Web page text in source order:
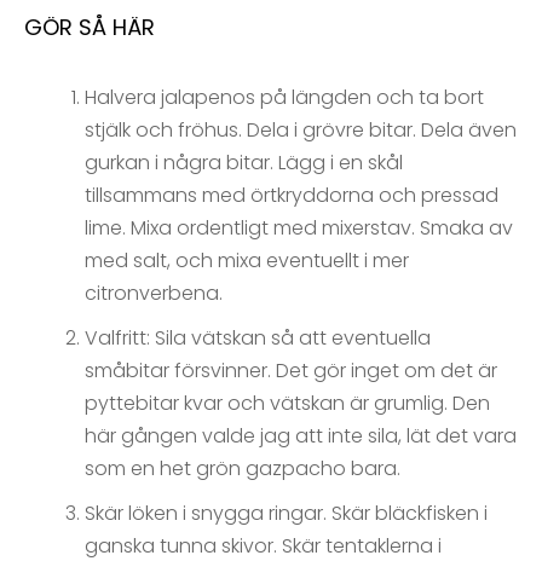
GÖR SÅ HÄR
Halvera jalapenos på längden och ta bort
stjälk och fröhus. Dela i grövre bitar. Dela även
gurkan i några bitar. Lägg i en skål
tillsammans med örtkryddorna och pressad
lime. Mixa ordentligt med mixerstav. Smaka av
med salt, och mixa eventuellt i mer
citronverbena.
Valfritt: Sila vätskan så att eventuella
småbitar försvinner. Det gör inget om det är
pyttebitar kvar och vätskan är grumlig. Den
här gången valde jag att inte sila, lät det vara
som en het grön gazpacho bara.
Skär löken i snygga ringar. Skär bläckfisken i
ganska tunna skivor. Skär tentaklerna i